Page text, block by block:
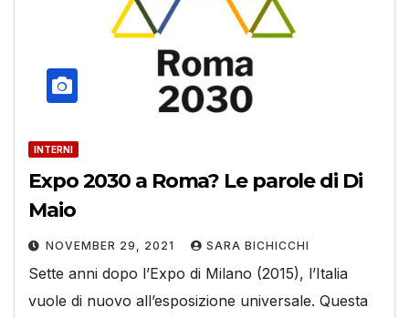
INTERNI
Expo 2030 a Roma? Le parole di Di
Maio
NOVEMBER 29, 2021 SARA BICHICCHI
Sette anni dopo l’Expo di Milano (2015), l’Italia
vuole di nuovo all’esposizione universale. Questa